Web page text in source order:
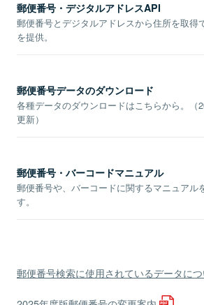
郵便番号・デジタルアドレスAPI
郵便番号とデジタルアドレスから住所を取得
を提供。
郵便番号データのダウンロード
各種データのダウンロードはこちらから。（
更新）
郵便番号・バーコードマニュアル
郵便番号や、バーコードに関するマニュアル
す。
郵便番号検索に使用されているデータに